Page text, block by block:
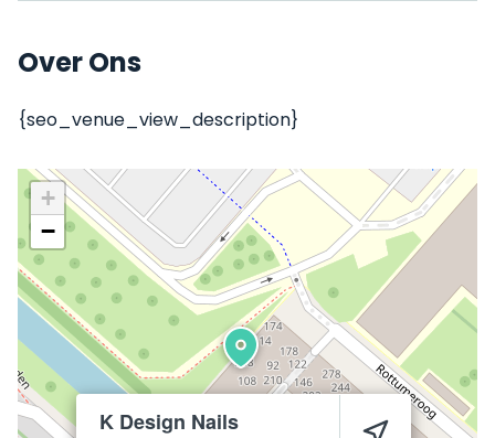
Over Ons
{seo_venue_view_description}
K Design Nails
+
−